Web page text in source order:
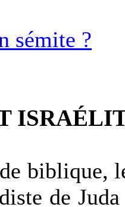
sémite ?
biblique,
de